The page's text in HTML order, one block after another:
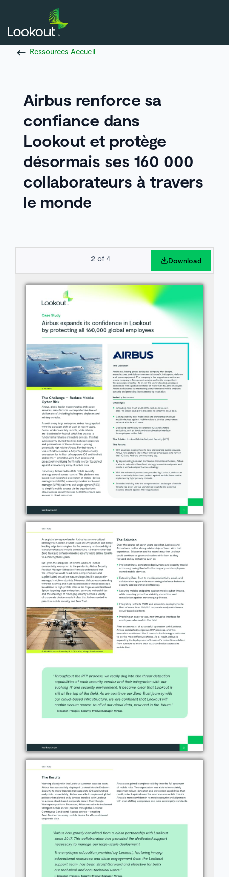
Ressources Accueil
Airbus renforce sa
confiance dans
Lookout et protège
désormais ses 160 000
collaborateurs à travers
le monde
2of 4 Download